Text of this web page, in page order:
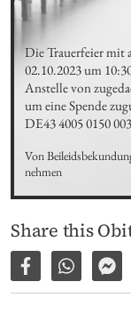
Die Trauerfeier mit
02.10.2023 um
Anstelle von
um eine Spende
DE43 4005 0150
Von
nehmen
Share this
Share onShare